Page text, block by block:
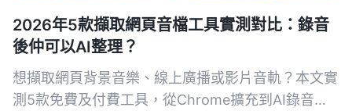
2026年5款擷取網頁音檔工具實測對比：錄音
後仲可以AI整理？
想擷取網頁背景音樂、線上廣播或影片音軌？本文實
測5款免費及付費工具，從Chrome擴充到AI錄音助